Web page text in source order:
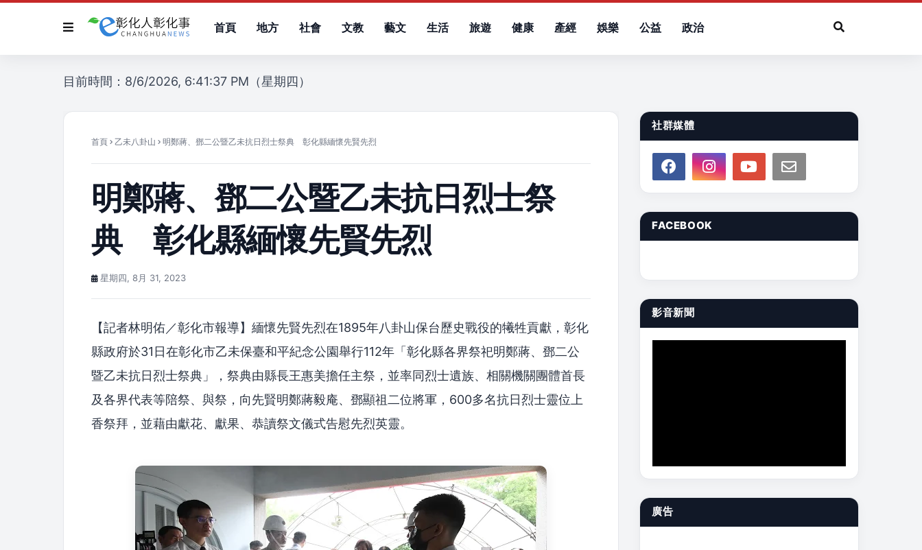
首頁 地方 社會 文教 藝文 生活 旅遊 健康 產經 娛樂 公益 政治
目前時間：8/6/2026, 6:41:37 PM（星期四）
首頁 乙未八卦山 明鄭蔣、鄧二公暨乙未抗日烈士祭典 彰化縣緬懷先賢先烈
明鄭蔣、鄧二公暨乙未抗日烈士祭
典 彰化縣緬懷先賢先烈
星期四, 8月 31, 2023
【記者林明佑／彰化市報導】緬懷先賢先烈在1895年八卦山保台歷史戰役的犧牲貢獻，彰化
縣政府於31日在彰化市乙未保臺和平紀念公園舉行112年「彰化縣各界祭祀明鄭蔣、鄧二公
暨乙未抗日烈士祭典」，祭典由縣長王惠美擔任主祭，並率同烈士遺族、相關機關團體首長
及各界代表等陪祭、與祭，向先賢明鄭蔣毅庵、鄧顯祖二位將軍，600多名抗日烈士靈位上
香祭拜，並藉由獻花、獻果、恭讀祭文儀式告慰先烈英靈。
社群媒體
FACEBOOK
影音新聞
廣告